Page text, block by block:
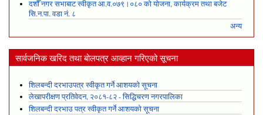
दशौँ नगर सभाबाट स्वीकृत आ.व.०७९।०८० को योजना, कार्यक्रम तथा बजेट
सि.न.पा. वडा नं. ८
अन्य
सार्वजनिक खरिद तथा बोलपत्र आव्हान गरिएको सूचना
शिलबन्दी दरभाउपत्र स्वीकृत गर्ने आशयको सूचना
लेखापरीक्षण प्रतिवेदन, २०८१-८२ - सिद्धिचरण नगरपालिका
शिलबन्दी दरभाउ पत्र स्वीकृत गर्ने आशयको सूचना